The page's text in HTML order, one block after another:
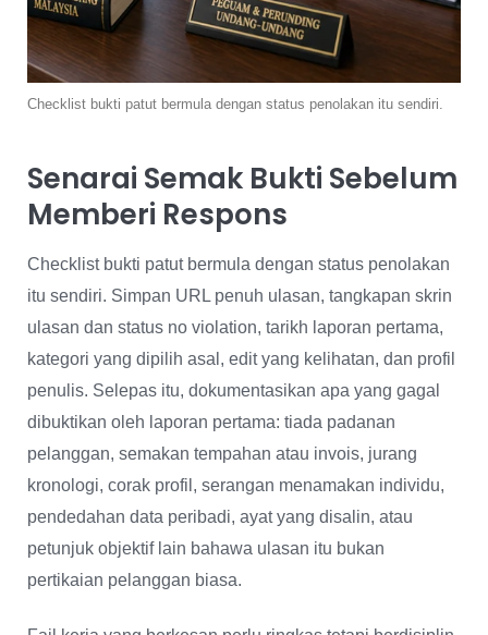
Checklist bukti patut bermula dengan status penolakan itu sendiri.
Senarai Semak Bukti Sebelum
Memberi Respons
Checklist bukti patut bermula dengan status penolakan
itu sendiri. Simpan URL penuh ulasan, tangkapan skrin
ulasan dan status no violation, tarikh laporan pertama,
kategori yang dipilih asal, edit yang kelihatan, dan profil
penulis. Selepas itu, dokumentasikan apa yang gagal
dibuktikan oleh laporan pertama: tiada padanan
pelanggan, semakan tempahan atau invois, jurang
kronologi, corak profil, serangan menamakan individu,
pendedahan data peribadi, ayat yang disalin, atau
petunjuk objektif lain bahawa ulasan itu bukan
pertikaian pelanggan biasa.